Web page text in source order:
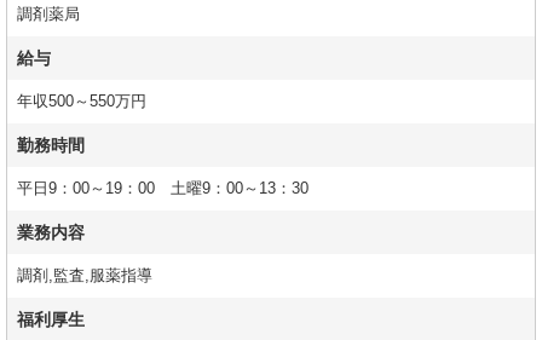
調剤薬局
給与
年収500～550万円
勤務時間
平日9：00～19：00 土曜9：00～13：30
業務内容
調剤,監査,服薬指導
福利厚生